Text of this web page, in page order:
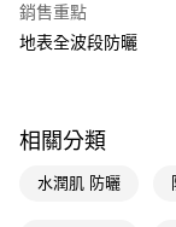
結帳頁面，進行簡訊認
２．訂單成立數日內，
３．收到繳費通知簡
後付繳納相關費用。
是否繳費成功／繳費
付款後全家取貨
每筆NT$65，滿
每筆NT$65，滿
銷售重點
地表全波段防曬
相關分類
水潤肌 防曬